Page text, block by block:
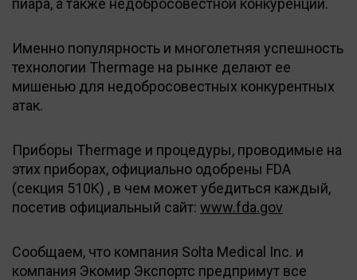
пиара, а также недобросовестной конкуренции.
Именно популярность и многолетняя успешность
технологии Thermage на рынке делают ее
мишенью для недобросовестных конкурентных
атак.
Приборы Thermage и процедуры, проводимые на
этих приборах, официально одобрены FDA
(секция 510K) , в чем может убедиться каждый,
посетив официальный сайт: www.fda.gov
Сообщаем, что компания Solta Medical Inc. и
компания Экомир Экспортс предпримут все